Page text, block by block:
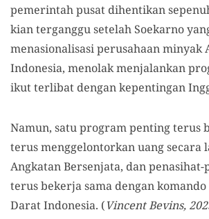
pemerintah pusat dihentikan
kian terganggu setelah Soekarno
menasionalisasi perusahaan minyak
Indonesia, menolak menjalankan
ikut terlibat dengan kepentingan
Namun, satu program penting terus
terus menggelontorkan uang secara
Angkatan Bersenjata, dan
terus bekerja sama dengan
Darat Indonesia. (Vincent Bevins,